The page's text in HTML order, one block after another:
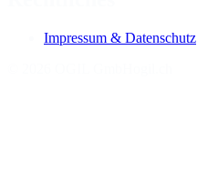
Impressum & Datenschutz